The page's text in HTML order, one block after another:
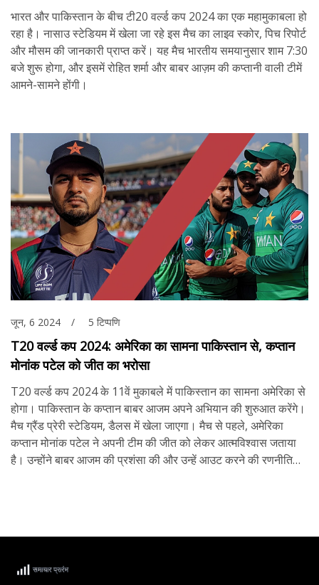
भारत और पाकिस्तान के बीच टी20 वर्ल्ड कप 2024 का एक महामुकाबला हो
रहा है। नासाउ स्टेडियम में खेला जा रहे इस मैच का लाइव स्कोर, पिच रिपोर्ट
और मौसम की जानकारी प्राप्त करें। यह मैच भारतीय समयानुसार शाम 7:30
बजे शुरू होगा, और इसमें रोहित शर्मा और बाबर आज़म की कप्तानी वाली टीमें
आमने-सामने होंगी।
जून, 6 2024 5 टिप्पणि
T20 वर्ल्ड कप 2024: अमेरिका का सामना पाकिस्तान से, कप्तान
मोनांक पटेल को जीत का भरोसा
T20 वर्ल्ड कप 2024 के 11वें मुकाबले में पाकिस्तान का सामना अमेरिका से
होगा। पाकिस्तान के कप्तान बाबर आजम अपने अभियान की शुरुआत करेंगे।
मैच ग्रैंड प्रेरी स्टेडियम, डैलस में खेला जाएगा। मैच से पहले, अमेरिका
कप्तान मोनांक पटेल ने अपनी टीम की जीत को लेकर आत्मविश्वास जताया
है। उन्होंने बाबर आजम की प्रशंसा की और उन्हें आउट करने की रणनीति